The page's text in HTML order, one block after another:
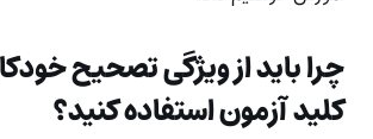
چرا باید از ویژگی تصحیح
کلید آزمون استفاده کنید؟